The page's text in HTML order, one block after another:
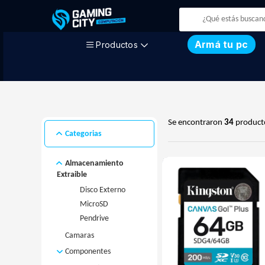
Productos Armá tu pc
Categorias
Almacenamiento
Extraible
Disco Externo
MicroSD
Pendrive
Camaras
Componentes
Se encontraron 34